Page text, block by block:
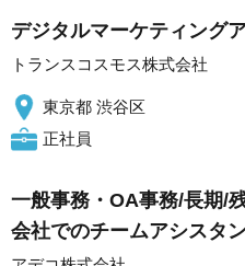
デジタルマーケティング
トランスコスモス株式会社
東京都 渋谷区
正社員
一般事務・OA事務/長期/
会社でのチームアシスタ